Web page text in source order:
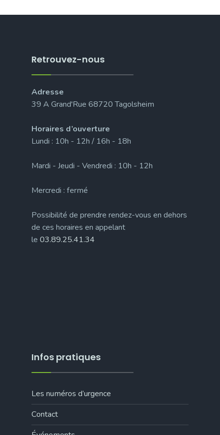
Retrouvez-nous
Adresse
39 A Grand'Rue 68720 Tagolsheim
Horaires d’ouverture
Lundi : 10h - 12h / 16h - 18h
Mardi - Jeudi - Vendredi : 10h - 12h
Mercredi : fermé
Possibilité de prendre rendez-vous en dehors
de ces horaires en appelant
le 03.89.25.41.34
Infos pratiques
Les numéros d’urgence
Contact